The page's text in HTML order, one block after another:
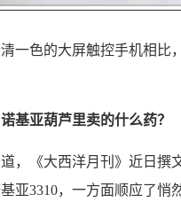
一色的大屏触控手机相比
基亚葫芦里卖的什么药？
，《大西洋月刊》近日撰
亚3310，一方面顺应了悄